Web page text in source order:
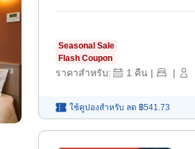
Seasonal Sale
Flash Coupon
ราคาสำหรับ: 1 คืน | |
ใช้คูปองสำหรับ ลด ฿541.73